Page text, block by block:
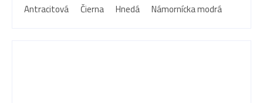
Antracitová
Čierna Hnedá Námornícka modrá